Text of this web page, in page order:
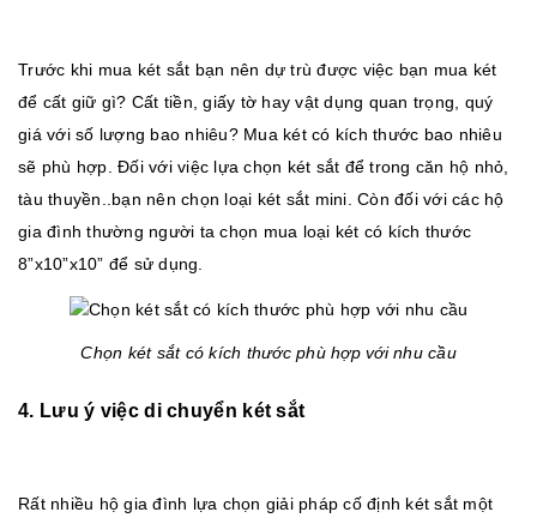
Trước khi mua két sắt bạn nên dự trù được việc bạn mua két
để cất giữ gì? Cất tiền, giấy tờ hay vật dụng quan trọng, quý
giá với số lượng bao nhiêu? Mua két có kích thước bao nhiêu
sẽ phù hợp. Đối với việc lựa chọn két sắt để trong căn hộ nhỏ,
tàu thuyền..bạn nên chọn loại két sắt mini. Còn đối với các hộ
gia đình thường người ta chọn mua loại két có kích thước
8”x10”x10” để sử dụng.
Chọn két sắt có kích thước phù hợp với nhu cầu
4. Lưu ý việc di chuyển két sắt
Rất nhiều hộ gia đình lựa chọn giải pháp cố định két sắt một